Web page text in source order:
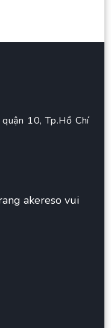
10, Tp.Hồ Chí
akereso vui